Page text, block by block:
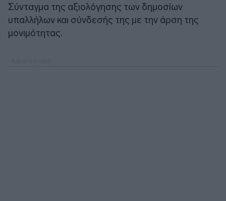
Σύνταγμα της αξιολόγησης των δημοσίων
υπαλλήλων και σύνδεσής της με την άρση της
μονιμότητας.